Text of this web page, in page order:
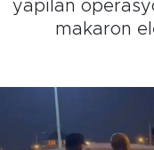
yapılan
makaron
Kültür Sanat
Tarihçe
Son Dakika
Haber Arşivi